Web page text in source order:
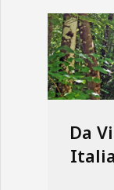
Da